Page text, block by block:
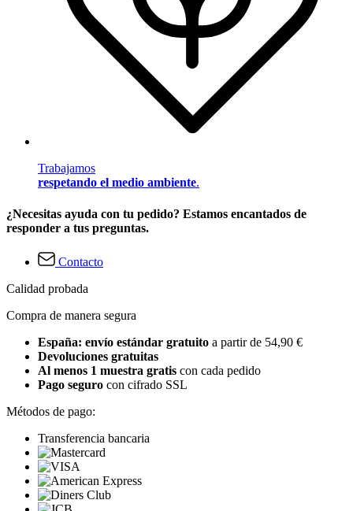
Trabajamos
respetando el medio ambiente.
¿Necesitas ayuda con tu pedido? Estamos encantados de
responder a tus preguntas.
Contacto
Calidad probada
Compra de manera segura
España: envío estándar gratuito a partir de 54,90 €
Devoluciones gratuitas
Al menos 1 muestra gratis con cada pedido
Pago seguro con cifrado SSL
Métodos de pago:
Transferencia bancaria